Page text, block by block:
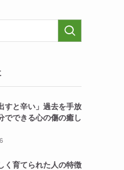
すと辛い」過去を手放
でできる心の傷の癒し
く育てられた人の特徴